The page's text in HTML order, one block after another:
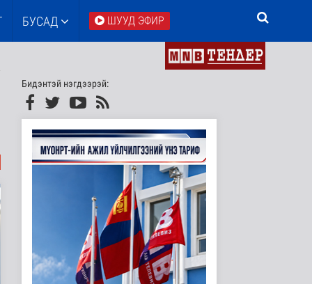
БУСАД ШУУД ЭФИР
Бидэнтэй нэгдээрэй: